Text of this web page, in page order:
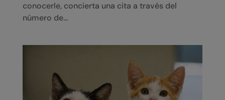
conocerle, concierta una cita a través del
número de...